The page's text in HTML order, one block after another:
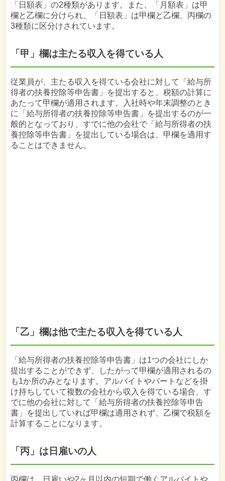
「日額表」の2種類があります。また、「月額表」は甲
欄と乙欄に分けられ、「日額表」は甲欄と乙欄、丙欄の
3種類に区分けされています。
「甲」欄は主たる収入を得ている人
従業員が、主たる収入を得ている会社に対して「給与所
得者の扶養控除等申告書」を提出すると、税額の計算に
あたって甲欄が適用されます。入社時や年末調整のとき
に「給与所得者の扶養控除等申告書」を提出するのが一
般的となっており、すでに他の会社で「給与所得者の扶
養控除等申告書」を提出している場合は、甲欄を適用す
ることはできません。
「乙」欄は他で主たる収入を得ている人
「給与所得者の扶養控除等申告書」は1つの会社にしか
提出することができず、したがって甲欄が適用されるの
も1か所のみとなります。アルバイトやパートなどを掛
け持ちしていて複数の会社から収入を得ている場合、す
でに他の会社に対して「給与所得者の扶養控除等申告
書」を提出していれば甲欄は適用されず、乙欄で税額を
計算することになります。
「丙」は日雇いの人